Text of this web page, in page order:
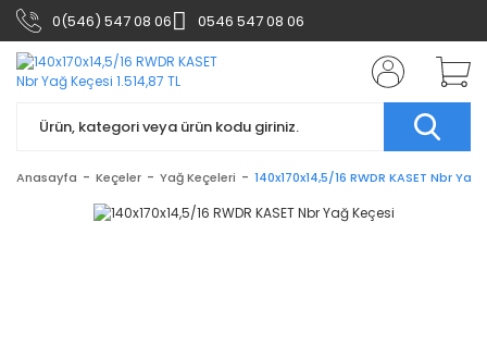
0(546) 547 08 06 0546 547 08 06
Anasayfa Keçeler Yağ Keçeleri 140x170x14,5/16 RWDR KASET Nbr Yağ